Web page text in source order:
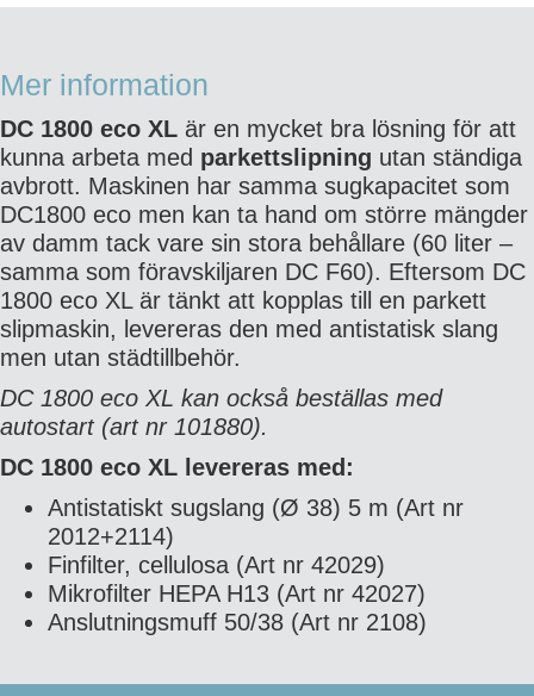
Mer information
DC 1800 eco XL är en mycket bra lösning för att
kunna arbeta med parkettslipning utan ständiga
avbrott. Maskinen har samma sugkapacitet som
DC1800 eco men kan ta hand om större mängder
av damm tack vare sin stora behållare (60 liter –
samma som föravskiljaren DC F60). Eftersom DC
1800 eco XL är tänkt att kopplas till en parkett
slipmaskin, levereras den med antistatisk slang
men utan städtillbehör.
DC 1800 eco XL kan också beställas med
autostart (art nr 101880).
DC 1800 eco XL levereras med:
Antistatiskt sugslang (Ø 38) 5 m (Art nr
2012+2114)
Finfilter, cellulosa (Art nr 42029)
Mikrofilter HEPA H13 (Art nr 42027)
Anslutningsmuff 50/38 (Art nr 2108)